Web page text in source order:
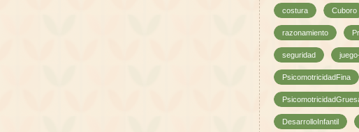
costura Cuboro
razonamiento
seguridad
PsicomotricidadFina
DesarrolloInfantil